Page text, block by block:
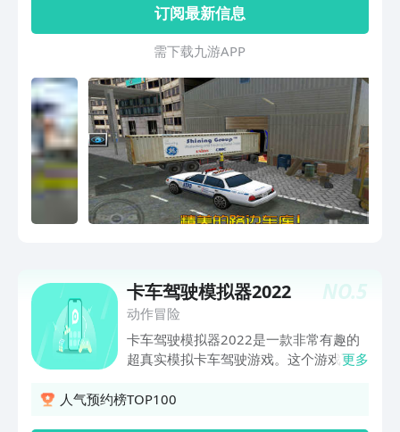
4、高度智能化AI汽车，错车、让道等
等，让游戏更加贴近实际路况；5、独一
无二的全方位视角旋转，根据自己的习惯
调整更加自由、方便。6、真实的交通系
统，路边行人、路口等待红绿灯的车辆。
您还没试过卡车倒车入库吧！它没您想象
的那么简单，转弯、变向、倒车等等，都
将颠覆您的传统认知，给您不一样的驾车
体验！路上的行人，复杂的车流，都将成
为您的障碍！您准备好成为一名卡车司机
了吗？
订阅最新信息
需 下 载 九 游 A P P
NO.5
卡车驾驶模拟器2022
动作冒险
卡车驾驶模拟器2022是一款非常有趣的
超真实模拟卡车驾驶游戏。这个游戏可以
画面质量非常高，可以体验到非常丰富的
更多
人气预约榜TOP100